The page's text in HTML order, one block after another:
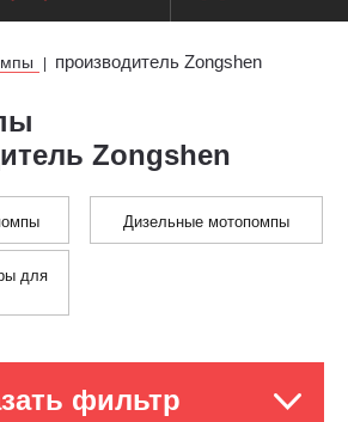
| производитель Zongshen
Zongshen
Дизельные мотопомпы
для
фильтр